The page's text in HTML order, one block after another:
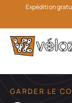
Expédition
GARDER LE